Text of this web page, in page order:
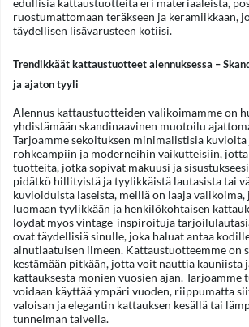
ruostumattomaan teräkseen ja keramiikkaan,
täydellisen lisävarusteen kotiisi.
Trendikkäät kattaustuotteet alennuksessa –
ja ajaton tyyli
Alennus kattaustuotteiden valikoimamme on
yhdistämään skandinaavinen muotoilu
Tarjoamme sekoituksen minimalistisia kuvioita
rohkeampiin ja moderneihin vaikutteisiin,
tuotteita, jotka sopivat makuusi ja
pidätkö hillityistä ja tyylikkäistä lautasista tai
kuvioiduista laseista, meillä on laaja valikoima,
luomaan tyylikkään ja henkilökohtaisen
löydät myös vintage-inspiroituja
ovat täydellisiä sinulle, joka haluat antaa
ainutlaatuisen ilmeen. Kattaustuotteemme on
kestämään pitkään, jotta voit nauttia kauniista
kattauksesta monien vuosien ajan.
voidaan käyttää ympäri vuoden, riippumatta
valoisan ja elegantin kattauksen kesällä tai
tunnelman talvella.